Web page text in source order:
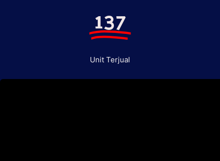
137
Unit Terjual